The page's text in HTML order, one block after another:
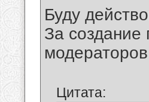
Буду
За создание
Цитата: